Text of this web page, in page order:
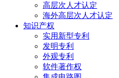
高层次人才认定
海外高层次人才认定
知识产权
实用新型专利
发明专利
外观专利
软件著作权